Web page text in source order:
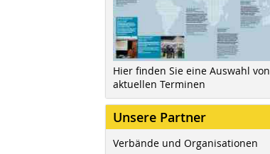
Hier finden Sie eine Auswahl von
aktuellen Terminen
Unsere Partner
Verbände und Organisationen